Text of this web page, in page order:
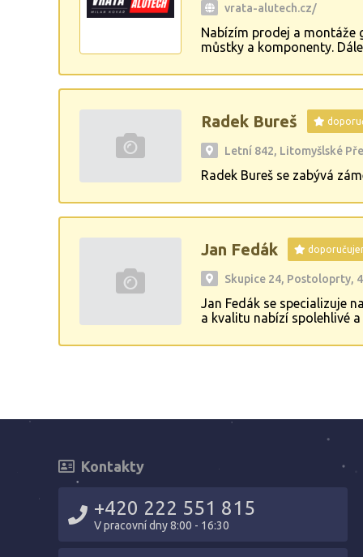
vrata-alutech.cz/
Nabízím prodej a montáže
můstky a komponenty.
Radek Bureš
Letní 842, Litomyšlské
Radek Bureš se zabývá
Jan Fedák
Skupice 24, Postoloprty,
Jan Fedák se specializuje
a kvalitu nabízí spolehlivé
Kontakty
+420 222 551 815
V pracovní dny 8:00 - 16:30